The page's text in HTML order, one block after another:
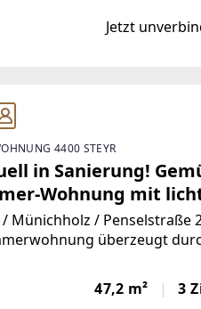
Jetzt
4400 STEYR
in Sanierung!
Wohnung mit
traumhaftem
Grundriss
Lage!
Münichholz / Penselstraße
überzeugt
- so
Anforderungen
47,2 m² 3